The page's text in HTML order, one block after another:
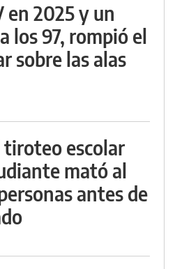
en 2025 y un
los 97, rompió el
sobre las alas
escolar
mató al
antes de